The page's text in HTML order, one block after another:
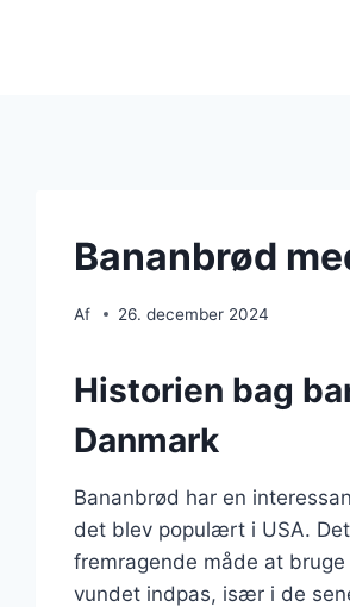
Bananbrød
Af 26. december 2024
Historien bag
Danmark
Bananbrød har en
det blev populært i USA.
fremragende måde at
vundet indpas, især i de